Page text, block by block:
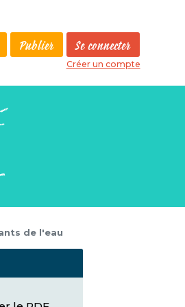
Publier Se connecter
Créer un compte
de l'eau